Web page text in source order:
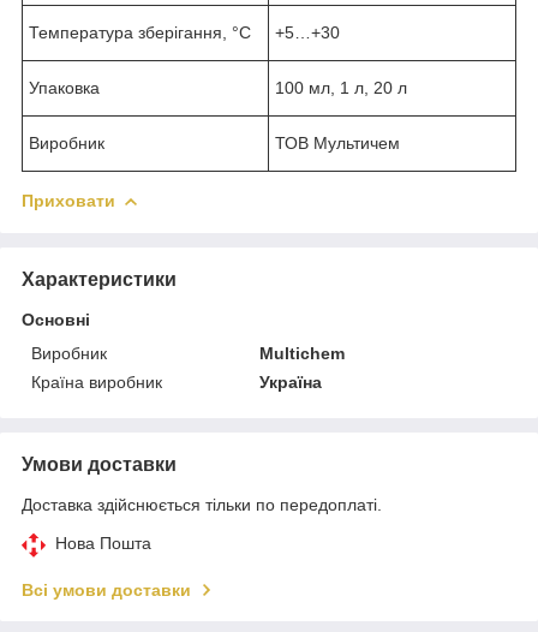
Температура зберігання, °С +5…+30
Упаковка 100 мл, 1 л, 20 л
Виробник ТОВ Мультичем
Приховати
Характеристики
Основні
Виробник
Multichem
Країна виробник
Україна
Умови доставки
Доставка здійснюється тільки по передоплаті.
Нова Пошта
Всі умови доставки